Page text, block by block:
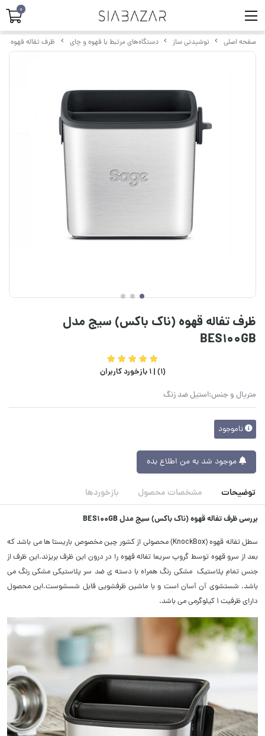
صفحه اصلی نوشیدنی ساز دستگاه‌های مرتبط با قهوه و چای ظرف تفاله قهوه
ظرف تفاله قهوه (ناک باکس) سیج مدل
BES100GB
(1) | 1 بازخورد کاربران
متریال و جنس:استیل ضد زنگ
ناموجود
موجود شد به من اطلاع بده
توضیحات مشخصات محصول بازخوردها
بررسی ظرف تفاله قهوه (ناک باکس) سیج مدل BES100GB
سطل تفاله قهوه (KnockBox) محصولی از کشور چین مخصوص باریستا ها می باشد که
بعد از سرو قهوه توسط گروپ سریعا تفاله قهوه را در درون این ظرف بریزند.این ظرف از
جنس تمام پلاستیک مشکی رنگ همراه با دسته ی ضد سر پلاستیکی مشکی رنگ می
باشد. شستشوی آن آسان است و با ماشین ظرفشویی قابل شسشوست.این محصول
دارای ظرفیت 1 کیلوگرمی می باشد.
0